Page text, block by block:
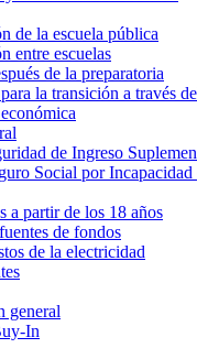
de la escuela pública
entre escuelas
de la preparatoria
la transición a través
de Ingreso
Social por
a partir de los 18 años
de fondos
de la electricidad
general
In